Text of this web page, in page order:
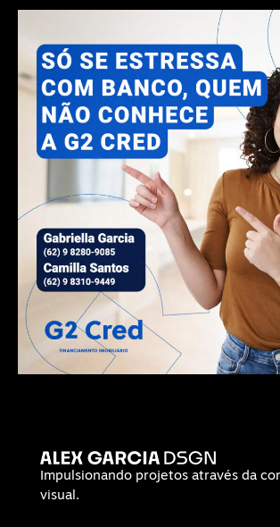
Impulsionando projetos através da
visual.